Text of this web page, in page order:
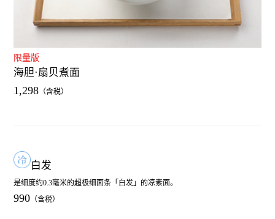
限量版
海胆·扇贝煮面
1,298
白发
是细度约0.3毫米的超极细面条「白发」的凉素面。
990